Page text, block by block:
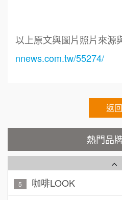
以上原文與圖片照片來源
nnews.com.tw/55274/
返回
熱門品
TEA TOP台灣第一味
1 Cozy coffee可集咖啡
潮鍋癮
5 咖啡LOOK
6 鼎威維修
呂 先生/小姐
加盟預算